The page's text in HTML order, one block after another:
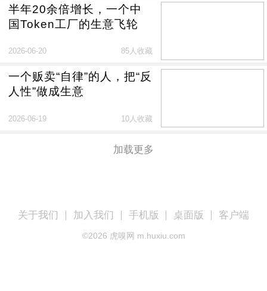
半年20余倍增长，一个中
国Token工厂的生意飞轮
2026-06-20 85人收藏
一个贩卖“自律”的人，把“反
人性”做成生意
2026-06-19 10人收藏
加载更多
关于我们 加入我们 手机版 桌面版 客户端
©2026 虎嗅网 m.huxiu.com